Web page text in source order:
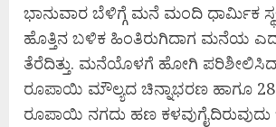
ಭಾನುವಾರ ಬೆಳಿಗ್ಗೆ ಮನೆ ಮಂದಿ ಧಾರ್ಮಿಕ
ಹೊತ್ತಿನ ಬಳಿಕ ಹಿಂತಿರುಗಿದಾಗ ಮನೆಯ
ತೆರೆದಿತ್ತು. ಮನೆಯೊಳಗೆ ಹೋಗಿ
ರೂಪಾಯಿ ಮೌಲ್ಯದ ಚಿನ್ನಾಭರಣ ಹಾಗೂ
ರೂಪಾಯಿ ನಗದು ಹಣ